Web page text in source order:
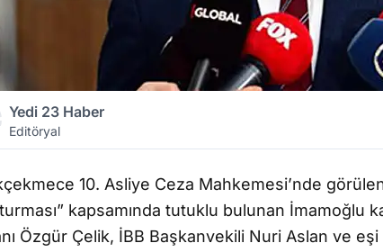
Yedi 23 Haber
Editöryal
10. Asliye Ceza Mahkemesi’nde
kapsamında tutuklu bulunan İmamoğlu
Özgür Çelik, İBB Başkanvekili Nuri Aslan ve